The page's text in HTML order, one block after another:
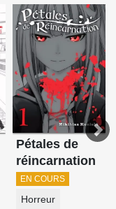
Pétales de
réincarnation
EN COURS
Horreur